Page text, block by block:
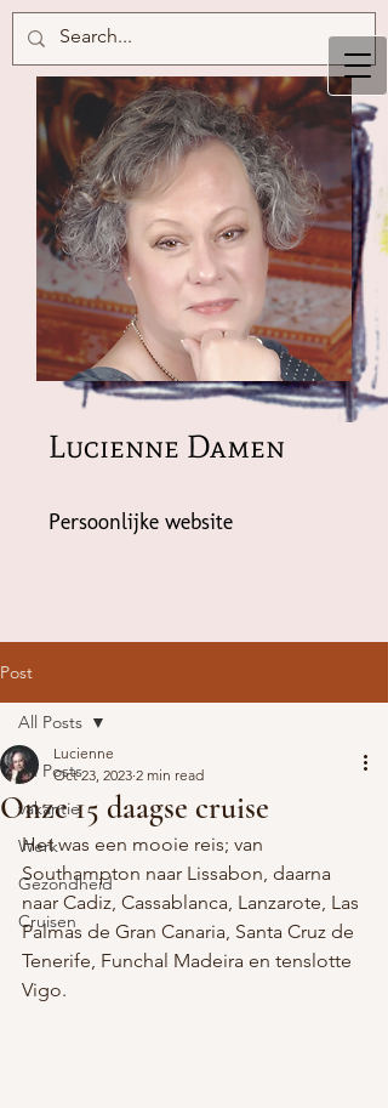
Lucienne Damen
Persoonlijke website
Post
All Posts
vakantie
Werk
Gezondheid
Cruisen
All Posts
Onze 15 daagse cruise
Lucienne
Oct 23, 2023 2 min read
Het was een mooie reis; van
Southampton naar Lissabon, daarna
naar Cadiz, Cassablanca, Lanzarote, Las
Palmas de Gran Canaria, Santa Cruz de
Tenerife, Funchal Madeira en tenslotte
Vigo.